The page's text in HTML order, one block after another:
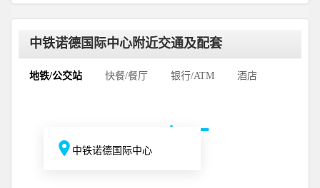
中铁诺德国际中心附近交通及配套
地铁/公交站 快餐/餐厅 银行/ATM 酒店
中铁诺德国际中心